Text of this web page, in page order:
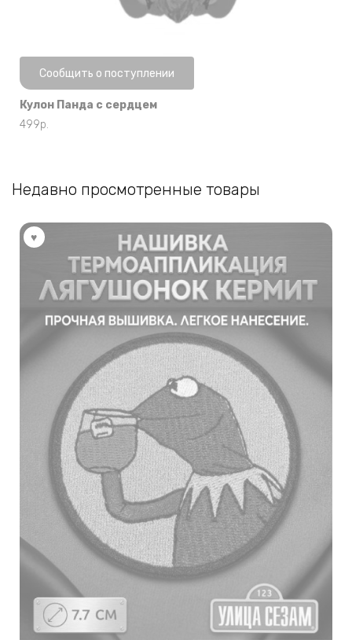
Нет в наличии
Сообщить о поступлении
Кулон Панда с сердцем
499р.
Недавно просмотренные товары